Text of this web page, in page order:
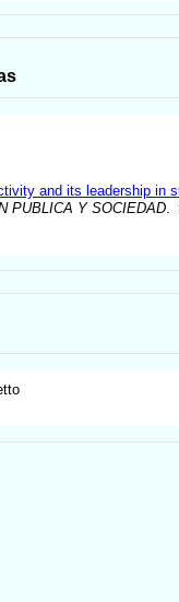
and its leadership in
PUBLICA Y SOCIEDAD